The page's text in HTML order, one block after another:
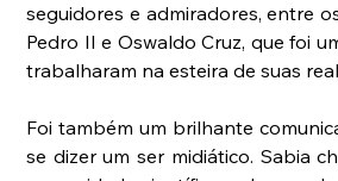
seguidores e admiradores, entre
Pedro II e Oswaldo Cruz, que foi
trabalharam na esteira de suas
Foi também um brilhante
se dizer um ser midiático. Sabia